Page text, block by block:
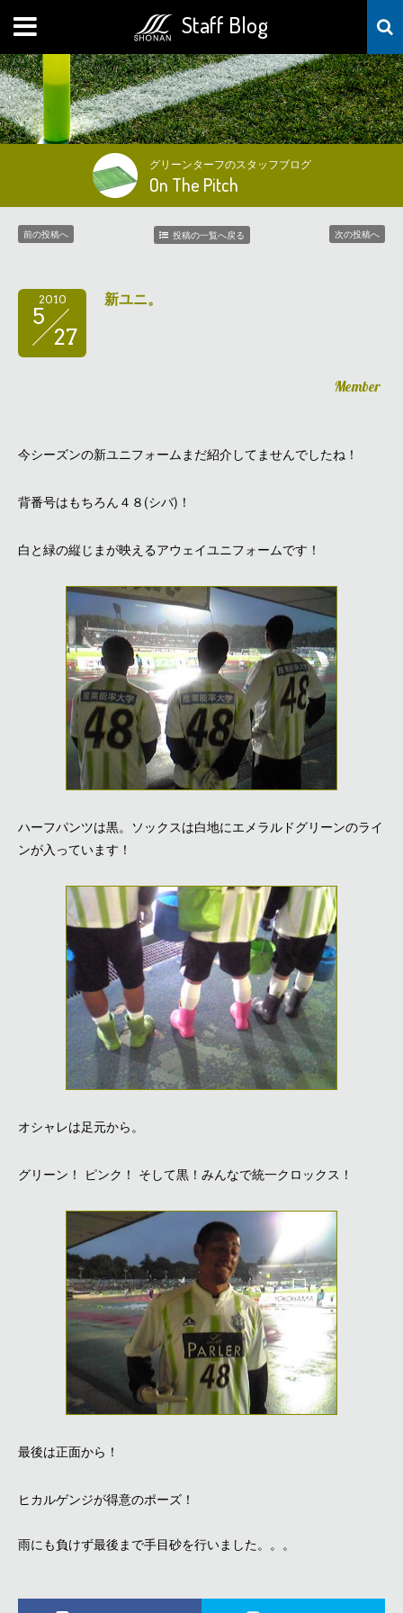
Staff Blog
MENU
グリーンターフのスタッフブログ
On The Pitch
前の投稿へ 投稿の一覧へ戻る 次の投稿へ
2010
5
27
新ユニ。
Member
今シーズンの新ユニフォームまだ紹介してませんでしたね！
背番号はもちろん４８(シバ)！
白と緑の縦じまが映えるアウェイユニフォームです！
ハーフパンツは黒。ソックスは白地にエメラルドグリーンのライ
ンが入っています！
オシャレは足元から。
グリーン！ ピンク！ そして黒！みんなで統一クロックス！
最後は正面から！
ヒカルゲンジが得意のポーズ！
雨にも負けず最後まで手目砂を行いました。。。